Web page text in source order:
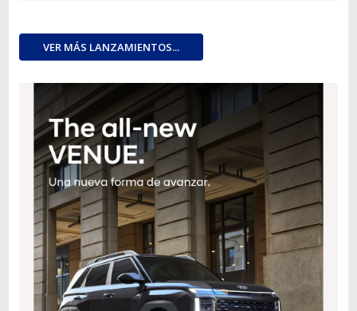
VER MÁS LANZAMIENTOS...